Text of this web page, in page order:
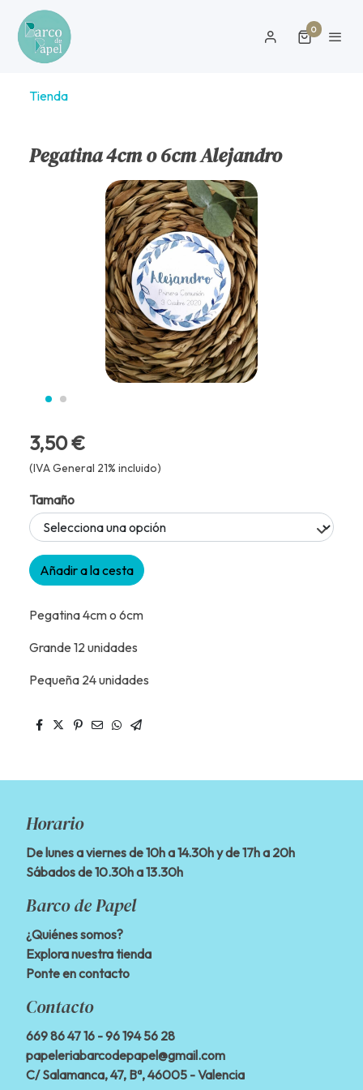
0
Tienda
Pegatina 4cm o 6cm Alejandro
3,50 €
(IVA General 21% incluido)
Tamaño
Añadir a la cesta
Pegatina 4cm o 6cm
Grande 12 unidades
Pequeña 24 unidades
Horario
De lunes a viernes de 10h a 14.30h y de 17h a 20h
Sábados de 10.30h a 13.30h
Barco de Papel
¿Quiénes somos?
Explora nuestra tienda
Ponte en contacto
Contacto
669 86 47 16 - 96 194 56 28
papeleriabarcodepapel@gmail.com
C/ Salamanca, 47, Bª, 46005 - Valencia